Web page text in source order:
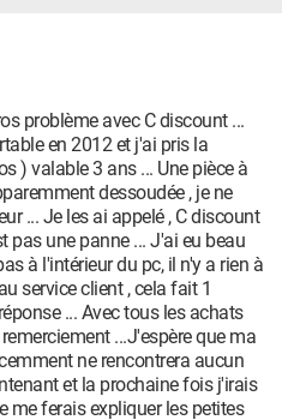
problème avec C discount ...
en 2012 et j'ai pris la
) valable 3 ans ... Une pièce à
dessoudée , je ne
... Je les ai appelé , C discount
pas une panne ... J'ai eu beau
à l'intérieur du pc, il n'y a rien à
service client , cela fait 1
... Avec tous les achats
...J'espère que ma
ne rencontrera aucun
et la prochaine fois j'irais
me ferais expliquer les petites